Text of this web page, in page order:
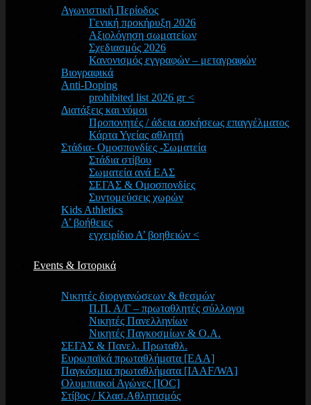
Αγωνιστική Περίοδος
Γενική προκήρυξη 2026
Αξιολόγηση σωματείων
Σχεδιασμός 2026
Κανονισμός εγγραφών – μεταγραφών
Βιογραφικά
Anti-Doping
prohibited list 2026 gr <
Διατάξεις και νόμοι
Προπονητές / άδεια ασκήσεως επαγγέλματος
Κάρτα Υγείας αθλητή
Στάδια- Ομοσπονδίες -Σωματεία
Στάδια στίβου
Σωματεία ανά ΕΑΣ
ΣΕΓΑΣ & Ομοσπονδίες
Συντομεύσεις χωρών
Kids Athletics
Α’ βοήθειες
εγχειρίδιο Α’ βοηθειών <
Events & Ιστορικά
Νικητές διοργανώσεων & θεσμών
Π.Π. Α/Γ – πρωταθλητές σύλλογοι
Νικητές Πανελληνίων
Νικητές Παγκοσμίων & Ο.Α.
ΣΕΓΑΣ & Πανελ. Πρωταθλ.
Ευρωπαϊκά πρωταθλήματα [EAA]
Παγκόσμια πρωταθλήματα [IAAF/WA]
Ολυμπιακοί Αγώνες [IOC]
Στίβος / Κλασ.Αθλητισμός